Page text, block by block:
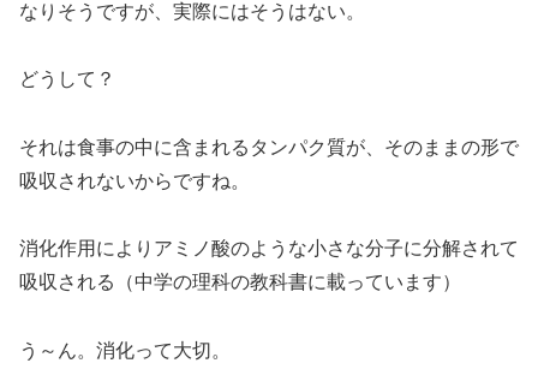
なりそうですが、実際にはそうはない。
どうして？
それは食事の中に含まれるタンパク質が、そのままの形で
吸収されないからですね。
消化作用によりアミノ酸のような小さな分子に分解されて
吸収される（中学の理科の教科書に載っています）
う～ん。消化って大切。